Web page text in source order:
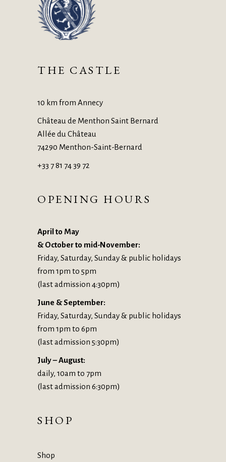
THE CASTLE
10 km from Annecy
Château de Menthon Saint Bernard
Allée du Château
74290 Menthon-Saint-Bernard
+33 7 81 74 39 72
OPENING HOURS
April to May
& October to mid-November:
Friday, Saturday, Sunday & public holidays
from 1pm to 5pm
(last admission 4:30pm)
June & September:
Friday, Saturday, Sunday & public holidays
from 1pm to 6pm
(last admission 5:30pm)
July – August:
daily, 10am to 7pm
(last admission 6:30pm)
SHOP
Shop